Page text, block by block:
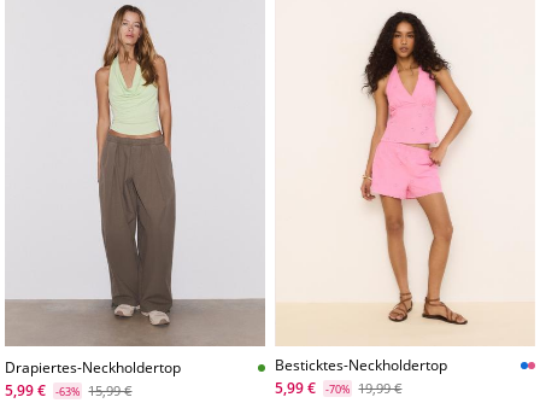
Drapiertes-Neckholdertop
5,99 €
-63% 15,99 €
Besticktes-Neckholdertop
5,99 €
-70% 19,99 €